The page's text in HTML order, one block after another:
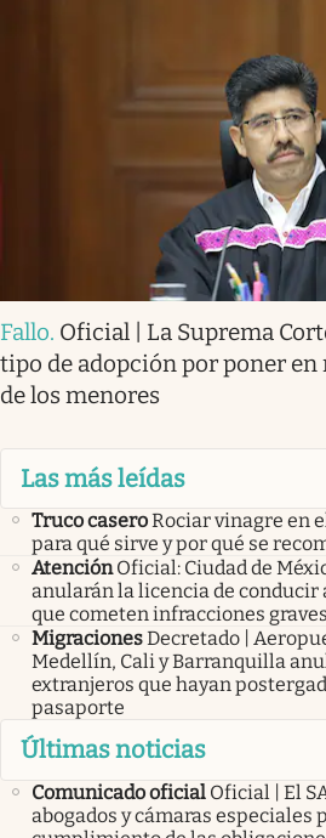
Fallo. Oficial | La Suprema
tipo de adopción por poner en
de los menores
Las más leídas
Truco caseroRociar vinagre en
para qué sirve y por qué se
Atención Oficial: Ciudad de
anularán la licencia de conducir
que cometen infracciones graves
MigracionesDecretado |
Medellín, Cali y Barranquilla
extranjeros que hayan
pasaporte
Últimas noticias
Comunicado oficial Oficial | El
abogados y cámaras especiales